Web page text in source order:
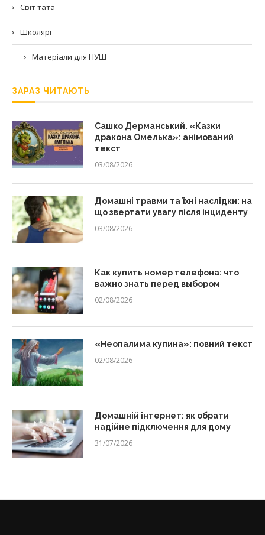
Світ тата
Школярі
Матеріали для НУШ
ЗАРАЗ ЧИТАЮТЬ
Сашко Дерманський. «Казки
дракона Омелька»: анімований
текст
03/08/2026
Домашні травми та їхні наслідки: на
що звертати увагу після інциденту
03/08/2026
Как купить номер телефона: что
важно знать перед выбором
02/08/2026
«Неопалима купина»: повний текст
02/08/2026
Домашній інтернет: як обрати
надійне підключення для дому
31/07/2026